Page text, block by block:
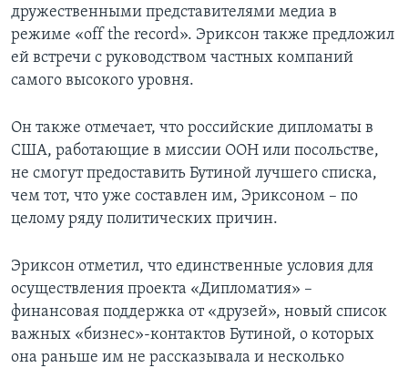
дружественными представителями медиа в
режиме «off the record». Эриксон также предложил
ей встречи с руководством частных компаний
самого высокого уровня.
Он также отмечает, что российские дипломаты в
США, работающие в миссии ООН или посольстве,
не смогут предоставить Бутиной лучшего списка,
чем тот, что уже составлен им, Эриксоном – по
целому ряду политических причин.
Эриксон отметил, что единственные условия для
осуществления проекта «Дипломатия» –
финансовая поддержка от «друзей», новый список
важных «бизнес»-контактов Бутиной, о которых
она раньше им не рассказывала и несколько